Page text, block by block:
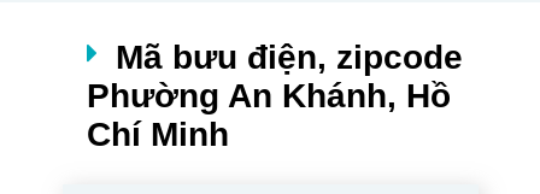
Mã bưu điện, zipcode
Phường An Khánh, Hồ
Chí Minh